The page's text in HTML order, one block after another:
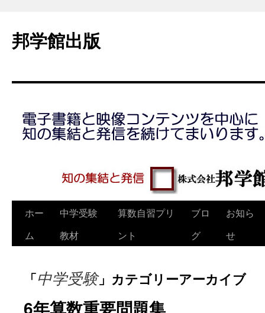
テ
ン
ス
邦学館出版
ホー
ム
中学受験
教材
算数自習プリ
ント
ブロ
グ
お知ら
せ
「中学受験」カテゴリーアーカイブ
6年算数重要問題集